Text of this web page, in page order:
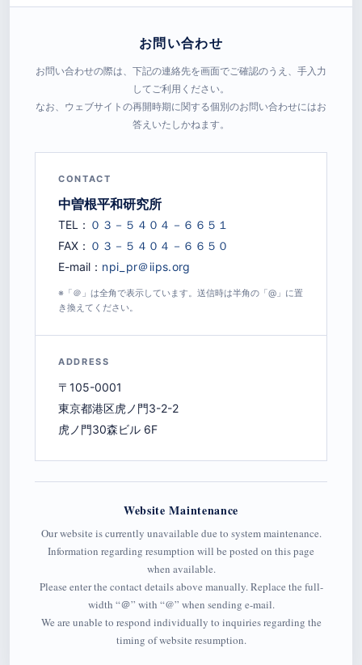
お問い合わせ
お問い合わせの際は、下記の連絡先を画面でご確認のうえ、手入力
してご利用ください。
なお、ウェブサイトの再開時期に関する個別のお問い合わせにはお
答えいたしかねます。
CONTACT
中曽根平和研究所
TEL：
FAX：
E-mail：
※「＠」は全角で表示しています。送信時は半角の「@」に置
き換えてください。
ADDRESS
〒105-0001
東京都港区虎ノ門3-2-2
虎ノ門30森ビル 6F
Website Maintenance
Our website is currently unavailable due to system maintenance.
Information regarding resumption will be posted on this page
when available.
Please enter the contact details above manually. Replace the full-
width “＠” with “@” when sending e-mail.
We are unable to respond individually to inquiries regarding the
timing of website resumption.